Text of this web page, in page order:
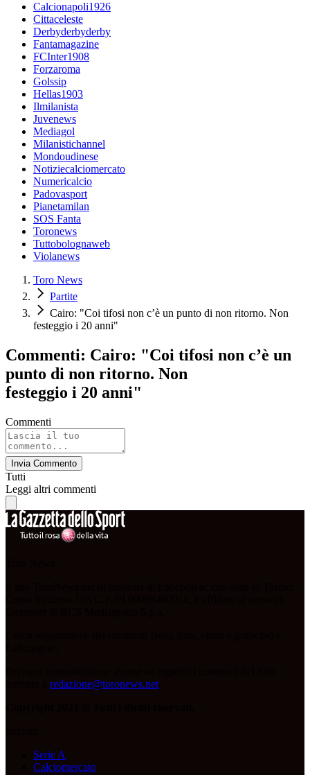
Calcionapoli1926
Cittaceleste
Derbyderbyderby
Fantamagazine
FCInter1908
Forzaroma
Golssip
Hellas1903
Ilmilanista
Juvenews
Mediagol
Milanistichannel
Mondoudinese
Notiziecalciomercato
Numericalcio
Padovasport
Pianetamilan
SOS Fanta
Toronews
Tuttobolognaweb
Violanews
Toro News
Partite
Cairo: "Coi tifosi non c’è un punto di non ritorno. Non
festeggio i 20 anni"
Commenti: Cairo: "Coi tifosi non c’è un
punto di non ritorno. Non
festeggio i 20 anni"
Commenti
Invia Commento
Tutti
Leggi altri commenti
redazione@toronews.net
Serie A
Calciomercato